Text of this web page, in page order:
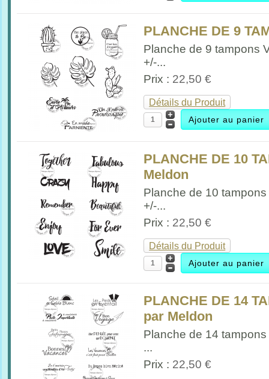
PLANCHE DE 9
Planche de 9 tampons
+/-...
Prix : 22,50 €
Détails du Produit
PLANCHE DE 10
Meldon
Planche de 10
+/-...
Prix : 22,50 €
Détails du Produit
PLANCHE DE 14
par Meldon
Planche de 14
...
Prix : 22,50 €